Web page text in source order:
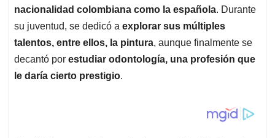
nacionalidad colombiana como la española. Durante
su juventud, se dedicó a explorar sus múltiples
talentos, entre ellos, la pintura, aunque finalmente se
decantó por estudiar odontología, una profesión que
le daría cierto prestigio.